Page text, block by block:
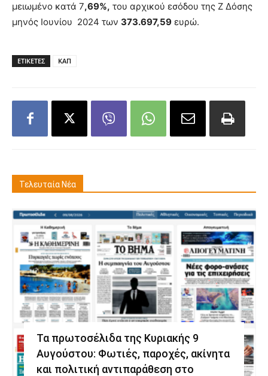
μειωμένο κατά 7,69%, του αρχικού εσόδου της Ζ Δόσης
μηνός Ιουνίου 2024 των 373.697,59 ευρώ.
ΕΤΙΚΕΤΕΣ ΚΑΠ
Τελευταία Νέα
Τα πρωτοσέλιδα της Κυριακής 9
Αυγούστου: Φωτιές, παροχές, ακίνητα
και πολιτική αντιπαράθεση στο